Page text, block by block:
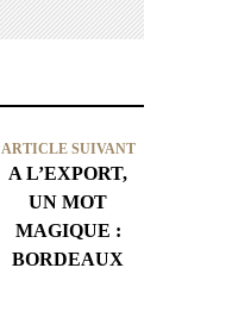
ARTICLE SUIVANT
A L’EXPORT,
UN MOT
MAGIQUE :
BORDEAUX